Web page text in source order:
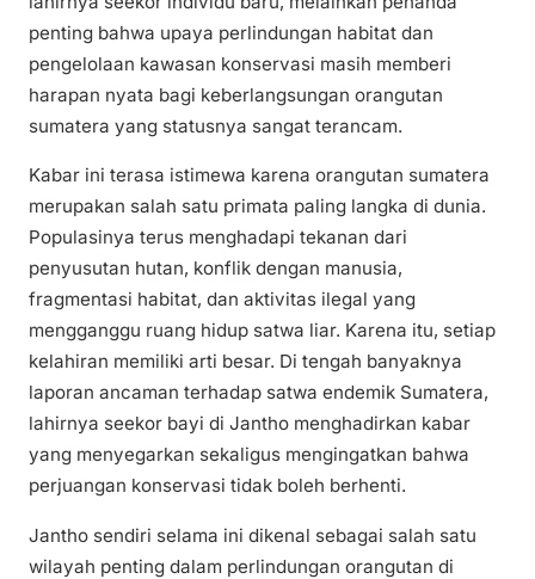
penting bahwa upaya perlindungan habitat dan
pengelolaan kawasan konservasi masih memberi
harapan nyata bagi keberlangsungan orangutan
sumatera yang statusnya sangat terancam.
Kabar ini terasa istimewa karena orangutan sumatera
merupakan salah satu primata paling langka di dunia.
Populasinya terus menghadapi tekanan dari
penyusutan hutan, konflik dengan manusia,
fragmentasi habitat, dan aktivitas ilegal yang
mengganggu ruang hidup satwa liar. Karena itu, setiap
kelahiran memiliki arti besar. Di tengah banyaknya
laporan ancaman terhadap satwa endemik Sumatera,
lahirnya seekor bayi di Jantho menghadirkan kabar
yang menyegarkan sekaligus mengingatkan bahwa
perjuangan konservasi tidak boleh berhenti.
Jantho sendiri selama ini dikenal sebagai salah satu
wilayah penting dalam perlindungan orangutan di